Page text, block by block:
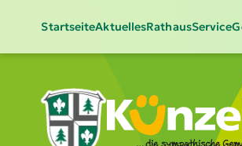
StartseiteAktuellesRathausService